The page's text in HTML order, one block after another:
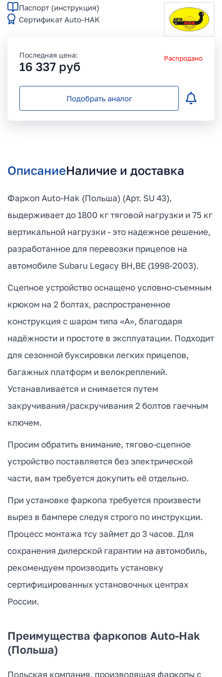
Паспорт (инструкция)
Сертификат Auto-HAK
Последная цена:
16 337 руб
Распродано
Подобрать аналог
ОписаниеНаличие и доставка
Фаркоп Auto-Hak (Польша) (Арт. SU 43),
выдерживает до 1800 кг тяговой нагрузки и 75 кг
вертикальной нагрузки - это надежное решение,
разработанное для перевозки прицепов на
автомобиле Subaru Legacy BH,BE (1998-2003).
Сцепное устройство оснащено условно-съемным
крюком на 2 болтах, распространенное
конструкция с шаром типа «А», благодаря
надёжности и простоте в эксплуатации. Подходит
для сезонной буксировки легких прицепов,
багажных платформ и велокреплений.
Устанавливается и снимается путем
закручивания/раскручивания 2 болтов гаечным
ключем.
Просим обратить внимание, тягово-сцепное
устройство поставляется без электрической
части, вам требуется докупить её отдельно.
При установке фаркопа требуется произвести
вырез в бампере следуя строго по инструкции.
Процесс монтажа тсу займет до 3 часов. Для
сохранения дилерской гарантии на автомобиль,
рекомендуем производить установку
сертифицированных установочных центрах
России.
Преимущества фаркопов Auto-Hak
(Польша)
Польская компания, производящая фаркопы с